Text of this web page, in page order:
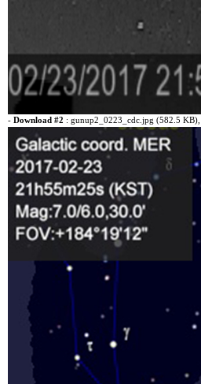
- Download #2 : gunup2_0223_cdc.jpg (582.5 KB)